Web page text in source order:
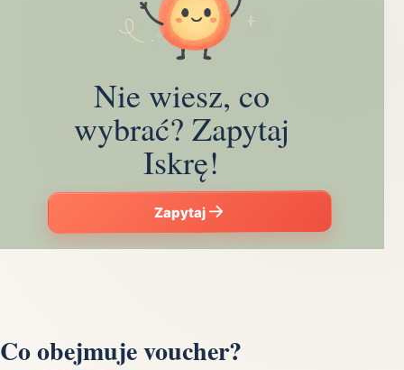
Nie wiesz, co
wybrać? Zapytaj
Iskrę!
Zapytaj
Co obejmuje voucher?